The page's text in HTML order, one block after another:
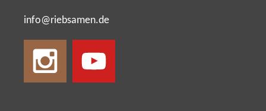
nf r bs m n d